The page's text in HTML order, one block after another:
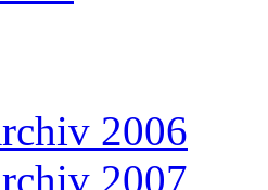
2006
2007